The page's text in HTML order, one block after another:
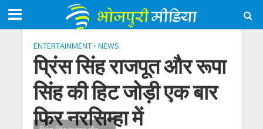
ENTERTAINMENT • NEWS
प्रिंस सिंह राजपूत और रूपा
सिंह की हिट जोड़ी एक बार
फिर नरसिम्हा में